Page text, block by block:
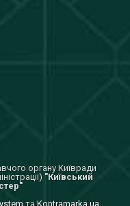
органу Київради
"Київський
та Kontramarka.ua